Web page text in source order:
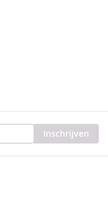
Inschrijven